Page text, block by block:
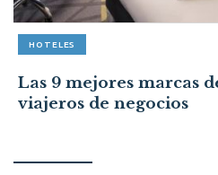
HOTELES
Las 9 mejores marcas
viajeros de negocios